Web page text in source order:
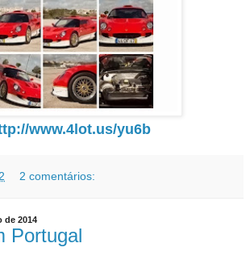
www.4lot.us/yu6b
2 comentários:
de 2014
Portugal